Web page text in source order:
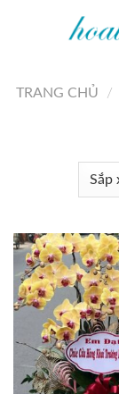
TRANG CHỦ
/